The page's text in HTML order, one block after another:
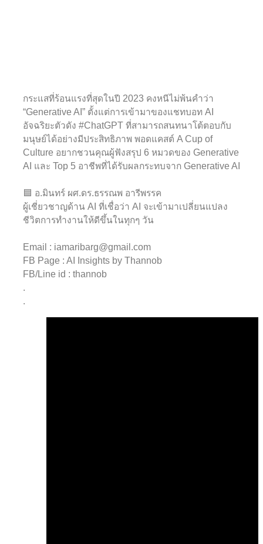
กระแสที่ร้อนแรงที่สุดในปี 2023 คงหนีไม่พ้นคำว่า
“Generative AI” ตั้งแต่การเข้ามาของแชทบอท AI
อัจฉริยะตัวดัง #ChatGPT ที่สามารถสนทนาโต้ตอบกับ
มนุษย์ได้อย่างมีประสิทธิภาพ พอดแคสต์ A Cup of
Culture อยากชวนคุณผู้ฟังสรุป 6 หมวดของ Generative
AI และ Top 5 อาชีพที่ได้รับผลกระทบจาก Generative AI
🟦 อ.มินทร์ ผศ.ดร.ธรรณพ อารีพรรค
ผู้เชี่ยวชาญด้าน AI ที่เชื่อว่า AI จะเข้ามาเปลี่ยนแปลง
ชีวิตการทำงานให้ดีขึ้นในทุกๆ วัน
Email : iamaribarg@gmail.com
FB Page : AI Insights by Thannob
FB/Line id : thannob
.
.